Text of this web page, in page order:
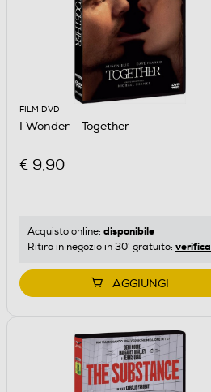
FILM DVD
I Wonder - Together
€ 9,90
Acquisto online: disponibile
Ritiro in negozio in 30' gratuito: verifica
AGGIUNGI